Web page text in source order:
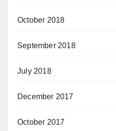
October 2018
September 2018
July 2018
December 2017
October 2017